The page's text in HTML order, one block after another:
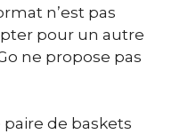
n’est pas
pour un autre
ne propose pas
de baskets